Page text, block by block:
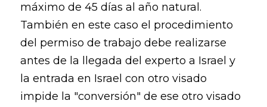
máximo de 45 días al año natural.
También en este caso el procedimiento
del permiso de trabajo debe realizarse
antes de la llegada del experto a Israel y
la entrada en Israel con otro visado
impide la "conversión" de ese otro visado